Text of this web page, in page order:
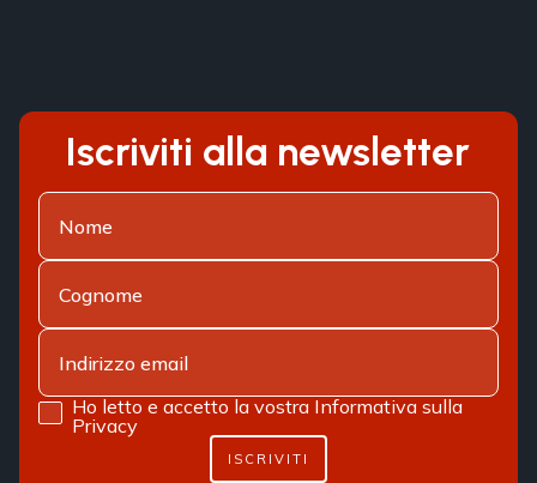
Iscriviti alla newsletter
Ho letto e accetto la vostra Informativa sulla
Privacy
ISCRIVITI